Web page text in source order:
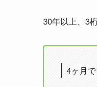
30年以上、3
4ヶ月